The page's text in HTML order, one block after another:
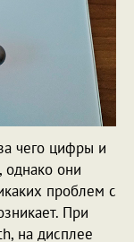
чего цифры и
однако они
проблем с
При
на дисплее